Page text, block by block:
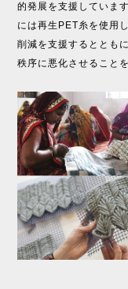
的発展を支援していま
には再生PET糸を使用
削減を支援するととも
秩序に悪化させること